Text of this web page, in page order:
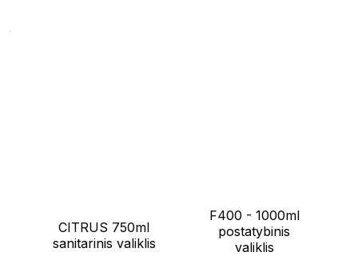
CITRUS 750ml
sanitarinis valiklis
F400 - 1000ml
postatybinis
valiklis